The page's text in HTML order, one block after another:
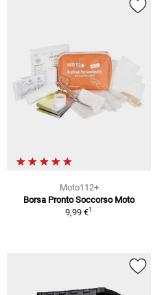
Moto112+
Borsa Pronto Soccorso Moto
9,99 €1